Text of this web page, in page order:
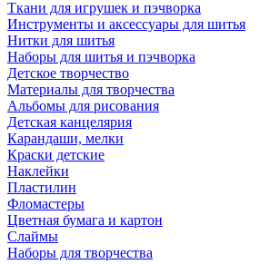
Ткани для игрушек и пэчворка
Инструменты и аксессуары для шитья
Нитки для шитья
Наборы для шитья и пэчворка
Детское творчество
Материалы для творчества
Альбомы для рисования
Детская канцелярия
Карандаши, мелки
Краски детские
Наклейки
Пластилин
Фломастеры
Цветная бумага и картон
Слаймы
Наборы для творчества